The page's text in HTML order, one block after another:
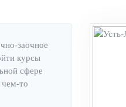
заочное
курсы
сфере
чем-то